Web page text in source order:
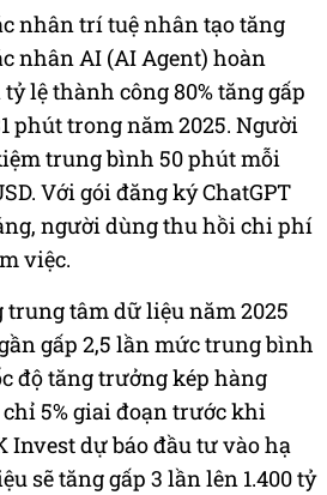
nhân trí tuệ nhân tạo tăng
nhân AI (AI Agent) hoàn
lệ thành công 80% tăng gấp
phút trong năm 2025. Người
trung bình 50 phút mỗi
Với gói đăng ký ChatGPT
người dùng thu hồi chi phí
việc.
tâm dữ liệu năm 2025
gấp 2,5 lần mức trung bình
độ tăng trưởng kép hàng
chỉ 5% giai đoạn trước khi
Invest dự báo đầu tư vào hạ
sẽ tăng gấp 3 lần lên 1.400 tỷ